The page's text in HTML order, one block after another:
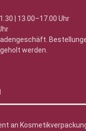
| 13.00–17.00 Uhr
werden.
an